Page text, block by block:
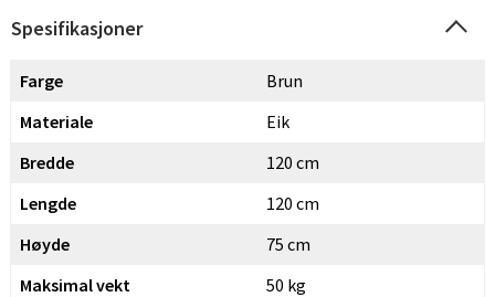
Spesifikasjoner
Farge
Brun
Materiale
Eik
Bredde
120 cm
Lengde
120 cm
Høyde
75 cm
Maksimal vekt
50 kg